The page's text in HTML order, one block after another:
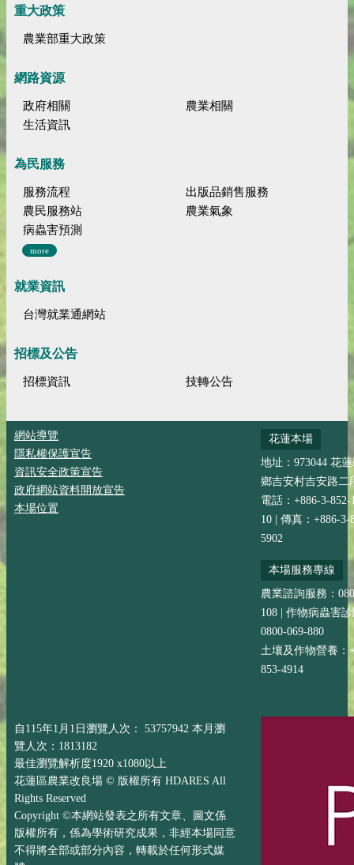
重大政策
農業部重大政策
網路資源
政府相關
農業相關
生活資訊
為民服務
服務流程
出版品銷售服務
農民服務站
農業氣象
病蟲害預測
more
就業資訊
台灣就業通網站
招標及公告
招標資訊 技轉公告
網站導覽
隱私權保護宣告
資訊安全政策宣告
政府網站資料開放宣告
本場位置
花蓮本場
地址：973044 花
鄉吉安村吉安路二
電話：+886-3-852-
10 | 傳真：+886-3-
5902
本場服務專線
農業諮詢服務：
108 | 作物病蟲害
0800-069-880
土壤及作物營養：
853-4914
自115年1月1日瀏覽人次： 53757942 本月瀏
覽人次：1813182
最佳瀏覽解析度1920 x1080以上
花蓮區農業改良場 © 版權所有 HDARES All
Rights Reserved
Copyright ©本網站發表之所有文章、圖文係
版權所有，係為學術研究成果，非經本場同意
不得將全部或部分內容，轉載於任何形式媒